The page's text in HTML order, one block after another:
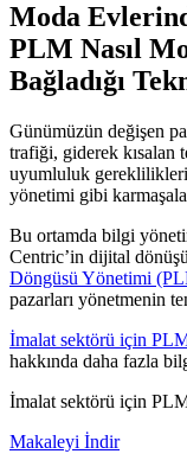
Moda
PLM Nasıl
Bağladığı
Günümüzün değişen
trafiği, giderek kısalan
uyumluluk
yönetimi gibi
Bu ortamda bilgi
Centric’in dijital
Döngüsü Yönetimi
pazarları yönetmenin
İmalat sektörü için
hakkında daha fazla
İmalat sektörü için
Makaleyi İndir